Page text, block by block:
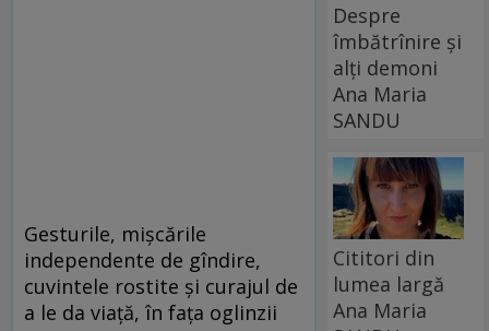
Gesturile, mişcările
independente de gîndire,
cuvintele rostite şi curajul de
a le da viaţă, în faţa oglinzii
Despre
îmbătrînire și
alți demoni
Ana Maria
SANDU
Cititori din
lumea largă
Ana Maria